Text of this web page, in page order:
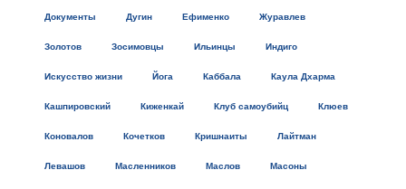
Документы Дугин Ефименко Журавлев
Золотов Зосимовцы Ильинцы Индиго
Искусство жизни Йога Каббала Каула Дхарма
Кашпировский Киженкай Клуб самоубийц Клюев
Коновалов Кочетков Кришнаиты Лайтман
Левашов Масленников Маслов Масоны